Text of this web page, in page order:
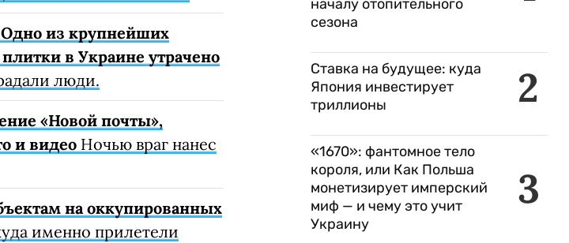
Одно из крупнейших
в Украине утрачено
люди.
«Новой почты»,
и видео Ночью враг нанес
на оккупированных
именно прилетели
началу отопительного
сезона
2
Ставка на будущее: куда
Япония инвестирует
триллионы
3
«1670»: фантомное тело
короля, или Как Польша
монетизирует имперский
миф — и чему это учит
Украину